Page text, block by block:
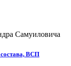
Самуиловича
состава, ВСП